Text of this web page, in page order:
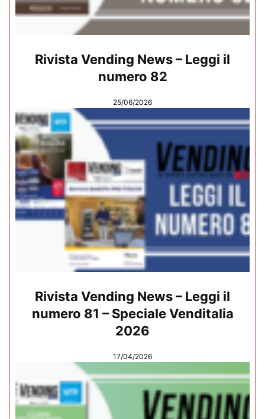
Rivista Vending News – Leggi il
numero 82
25/06/2026
Rivista Vending News – Leggi il
numero 81 – Speciale Venditalia
2026
17/04/2026